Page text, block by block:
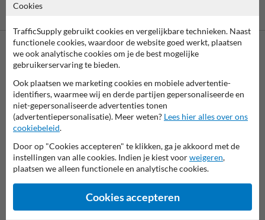
Neem contact met ons op
7920070.
Vragen? Stuur een e-mail naarinfo@trafficsupply.nlof vul het
formulier in en we reageren zo spoedig mogelijk.
info@trafficsupply.nl
Alle contactgegevens
Informatie
Cookies
TrafficSupply gebruikt cookies en vergelijkbare technieken. Naast
functionele cookies, waardoor de website goed werkt, plaatsen
we ook analytische cookies om je de best mogelijke
gebruikerservaring te bieden.
Ook plaatsen we marketing cookies en mobiele advertentie-
identifiers, waarmee wij en derde partijen gepersonaliseerde en
niet-gepersonaliseerde advertenties tonen
(advertentiepersonalisatie). Meer weten? Lees hier alles over ons
cookiebeleid.
Door op "Cookies accepteren" te klikken, ga je akkoord met de
instellingen van alle cookies. Indien je kiest voorweigeren,
plaatsen we alleen functionele en analytische cookies.
Cookies accepteren